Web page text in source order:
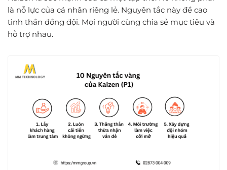
là nỗ lực của cá nhân riêng lẻ. Nguyên tắc này đề cao
tinh thần đồng đội. Mọi người cùng chia sẻ mục tiêu và
hỗ trợ nhau.